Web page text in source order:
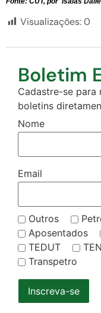
Visualizações:0
Boletim
Cadastre-se para
boletins
Nome
Email
Outros
Aposentados
TEDUT
Transpetro
Inscreva-se